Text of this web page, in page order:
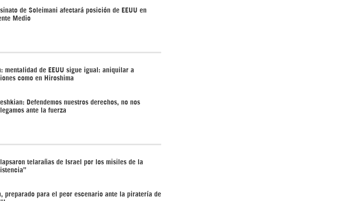
de Soleimani afectará posición de EEUU en
Medio
mentalidad de EEUU sigue igual: aniquilar a
como en Hiroshima
Defendemos nuestros derechos, no nos
ante la fuerza
telarañas de Israel por los misiles de la
preparado para el peor escenario ante la piratería de